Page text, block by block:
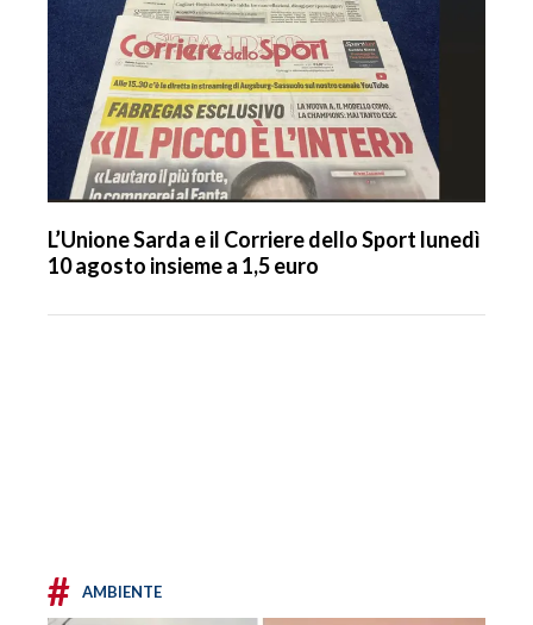
L’Unione Sarda e il Corriere dello Sport lunedì
10 agosto insieme a 1,5 euro
# AMBIENTE